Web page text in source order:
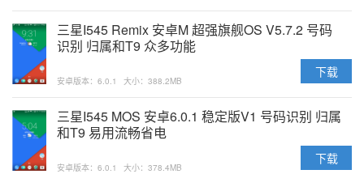
三星I545 Remix 安卓M 超强旗舰OS V5.7.2 号码
识别 归属和T9 众多功能
安卓版本：6.0.1 大小：388.2MB
下载
三星I545 MOS 安卓6.0.1 稳定版V1 号码识别 归属
和T9 易用流畅省电
安卓版本：6.0.1 大小：378.4MB
下载